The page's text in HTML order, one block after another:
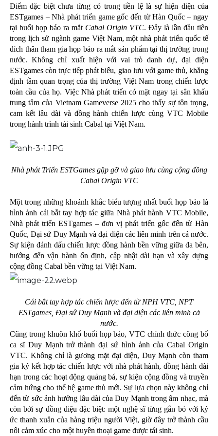
Điểm đặc biệt chưa từng có trong tiền lệ là sự hiện diện của
ESTgames – Nhà phát triển game gốc đến từ Hàn Quốc – ngay
tại buổi họp báo ra mắt Cabal Origin VTC. Đây là lần đầu tiên
trong lịch sử ngành game Việt Nam, một nhà phát triển quốc tế
đích thân tham gia họp báo ra mắt sản phẩm tại thị trường trong
nước. Không chỉ xuất hiện với vai trò danh dự, đại diện
ESTgames còn trực tiếp phát biểu, giao lưu với game thủ, khẳng
định tầm quan trọng của thị trường Việt Nam trong chiến lược
toàn cầu của họ. Việc Nhà phát triển có mặt ngay tại sân khấu
trung tâm của Vietnam Gameverse 2025 cho thấy sự tôn trọng,
cam kết lâu dài và đồng hành chiến lược cùng VTC Mobile
trong hành trình tái sinh Cabal tại Việt Nam.
Nhà phát Triển ESTGames gặp gỡ và giao lưu cùng cộng đồng
Cabal Origin VTC
Một trong những khoảnh khắc biểu tượng nhất buổi họp báo là
hình ảnh cái bắt tay hợp tác giữa Nhà phát hành VTC Mobile,
Nhà phát triển ESTgames – đơn vị phát triển gốc đến từ Hàn
Quốc, Đại sứ Duy Mạnh và đại diện các liên minh trên cả nước.
Sự kiện đánh dấu chiến lược đồng hành bền vững giữa đa bên,
hướng đến vận hành ổn định, cập nhật dài hạn và xây dựng
cộng đồng Cabal bền vững tại Việt Nam.
Cái bắt tay hợp tác chiến lược đến từ NPH VTC, NPT
ESTgames, Đại sứ Duy Mạnh và đại diện các liên minh cả
nước.
Cũng trong khuôn khổ buổi họp báo, VTC chính thức công bố
ca sĩ Duy Mạnh trở thành đại sứ hình ảnh của Cabal Origin
VTC. Không chỉ là gương mặt đại diện, Duy Mạnh còn tham
gia ký kết hợp tác chiến lược với nhà phát hành, đồng hành dài
hạn trong các hoạt động quảng bá, sự kiện cộng đồng và truyền
cảm hứng cho thế hệ game thủ mới. Sự lựa chọn này không chỉ
đến từ sức ảnh hưởng lâu dài của Duy Mạnh trong âm nhạc, mà
còn bởi sự đồng điệu đặc biệt: một nghệ sĩ từng gắn bó với ký
ức thanh xuân của hàng triệu người Việt, giờ đây trở thành cầu
nối cảm xúc cho một huyền thoại game được tái sinh.